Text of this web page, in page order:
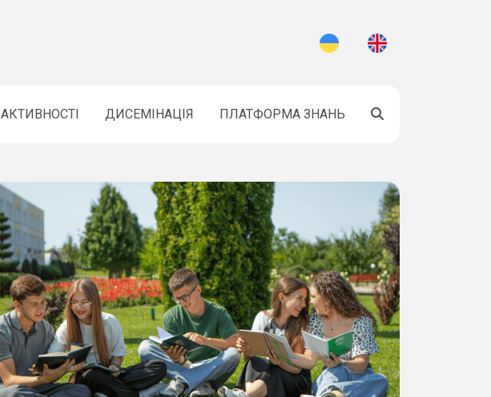
АКТИВНОСТІ ДИСЕМІНАЦІЯ ПЛАТФОРМА ЗНАНЬ